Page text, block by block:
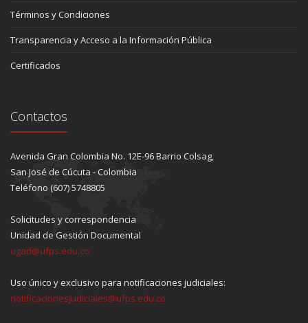
Términos y Condiciones
Transparencia y Acceso a la Información Pública
Certificados
Contactos
Avenida Gran Colombia No. 12E-96 Barrio Colsag,
San José de Cúcuta - Colombia
Teléfono (607) 5748805
Solicitudes y correspondencia
Unidad de Gestión Documental
ugad@ufps.edu.co
Uso único y exclusivo para notificaciones judiciales:
notificacionesjudiciales@ufps.edu.co